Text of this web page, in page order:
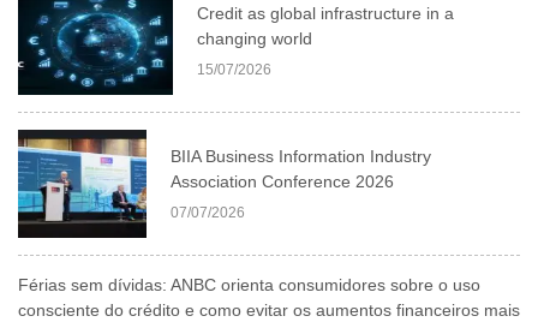
Credit as global infrastructure in a
changing world
15/07/2026
BIIA Business Information Industry
Association Conference 2026
07/07/2026
Férias sem dívidas: ANBC orienta consumidores sobre o uso
consciente do crédito e como evitar os aumentos financeiros mais